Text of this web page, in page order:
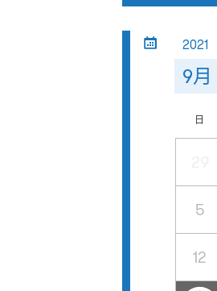
2021
9月
日
5
12